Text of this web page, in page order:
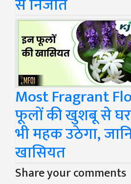
से निजात
Most Fragrant
फूलों की खुशबू से घर
भी महक उठेगा,
खासियत
Share your comments